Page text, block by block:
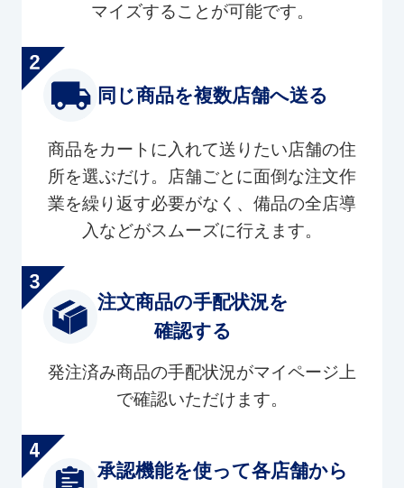
マイズすることが可能です。
同じ商品を複数店舗へ送る
商品をカートに入れて送りたい店舗の住
所を選ぶだけ。店舗ごとに面倒な注文作
業を繰り返す必要がなく、備品の全店導
入などがスムーズに行えます。
注文商品の手配状況を
確認する
発注済み商品の手配状況がマイページ上
で確認いただけます。
承認機能を使って各店舗から